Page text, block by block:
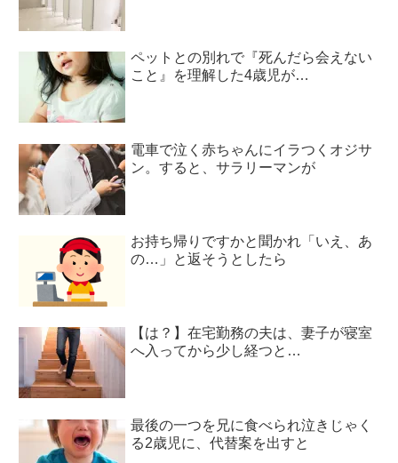
ペットとの別れで『死んだら会えない
こと』を理解した4歳児が…
電車で泣く赤ちゃんにイラつくオジサ
ン。すると、サラリーマンが
お持ち帰りですかと聞かれ「いえ、あ
の…」と返そうとしたら
【は？】在宅勤務の夫は、妻子が寝室
へ入ってから少し経つと…
最後の一つを兄に食べられ泣きじゃく
る2歳児に、代替案を出すと